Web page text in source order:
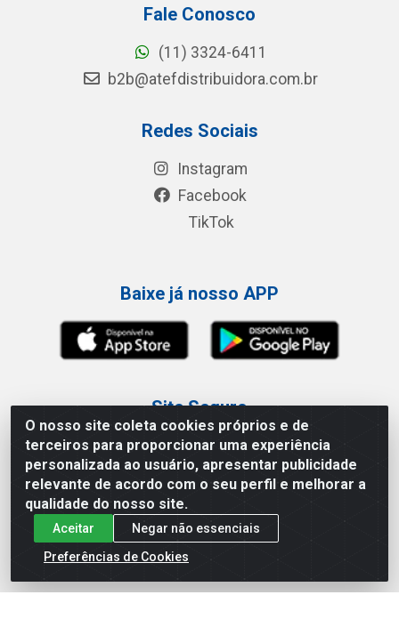
O nosso site coleta cookies próprios e de
terceiros para proporcionar uma experiência
personalizada ao usuário, apresentar publicidade
relevante de acordo com o seu perfil e melhorar a
qualidade do nosso site.
Aceitar
Negar não essenciais
Preferências de Cookies
Fale Conosco
(11) 3324-6411
b2b@atefdistribuidora.com.br
Redes Sociais
Instagram
Facebook
TikTok
Baixe já nosso APP
Site Seguro
Loja / Showroom
Tel.: (11) 3227-0546
Av Vautier, 587/597 - Pari - São Paulo/SP